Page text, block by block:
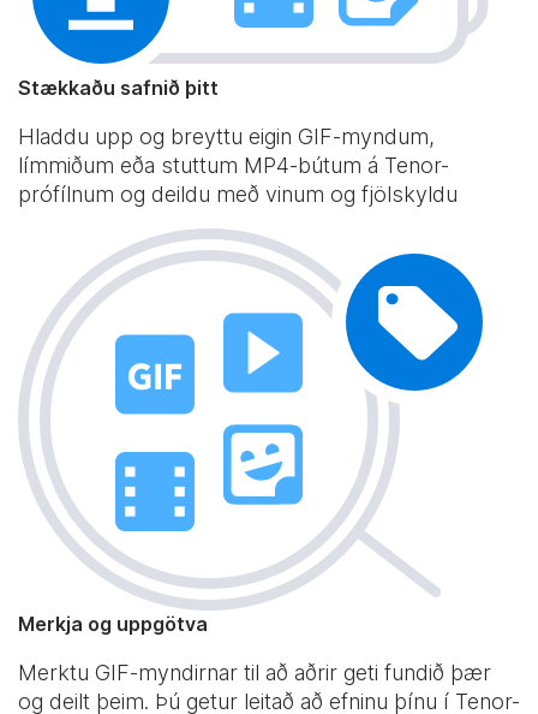
Stækkaðu safnið þitt
Hladdu upp og breyttu eigin GIF-myndum,
límmiðum eða stuttum MP4-bútum á Tenor-
prófílnum og deildu með vinum og fjölskyldu
Merkja og uppgötva
Merktu GIF-myndirnar til að aðrir geti fundið þær
og deilt þeim. Þú getur leitað að efninu þínu í Tenor-